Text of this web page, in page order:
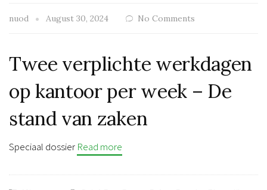
nuod August 30, 2024 No Comments
Twee verplichte werkdagen
op kantoor per week – De
stand van zaken
Speciaal dossier Read more